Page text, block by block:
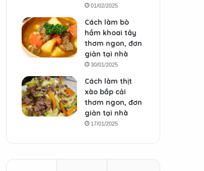
01/02/2025
Cách làm bò
hầm khoai tây
thơm ngon, đơn
giản tại nhà
30/01/2025
Cách làm thịt
xào bắp cải
thơm ngon, đơn
giản tại nhà
17/01/2025